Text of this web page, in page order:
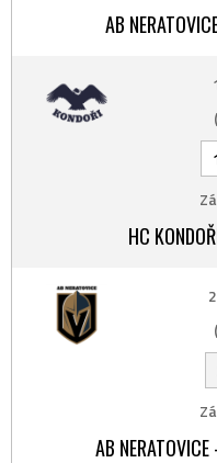
AB
HC
AB